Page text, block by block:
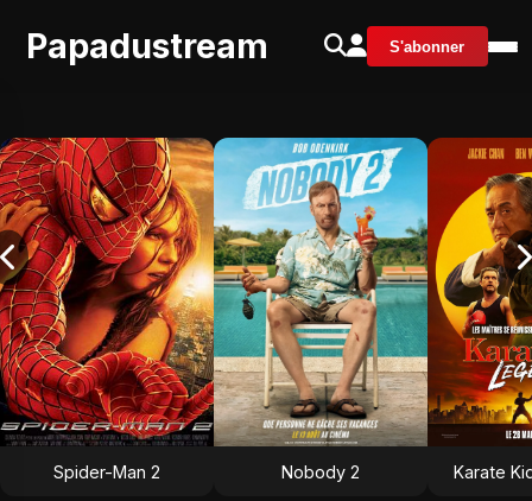
Papadustream S'abonner
Spider-Man 2 Nobody 2 Karate